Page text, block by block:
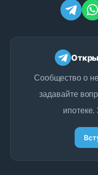
Сообщество о
задавайте
ипотеке.